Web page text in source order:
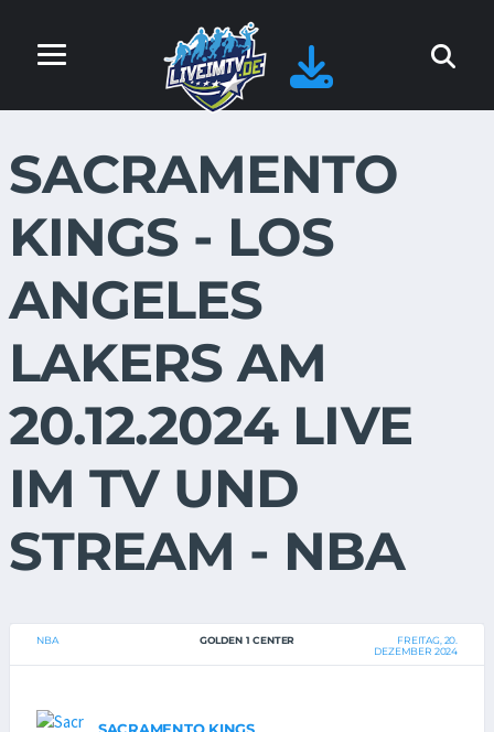
SACRAMENTO
KINGS - LOS
ANGELES
LAKERS AM
20.12.2024 LIVE
IM TV UND
STREAM - NBA
NBA GOLDEN 1 CENTER
FREITAG, 20.
DEZEMBER 2024